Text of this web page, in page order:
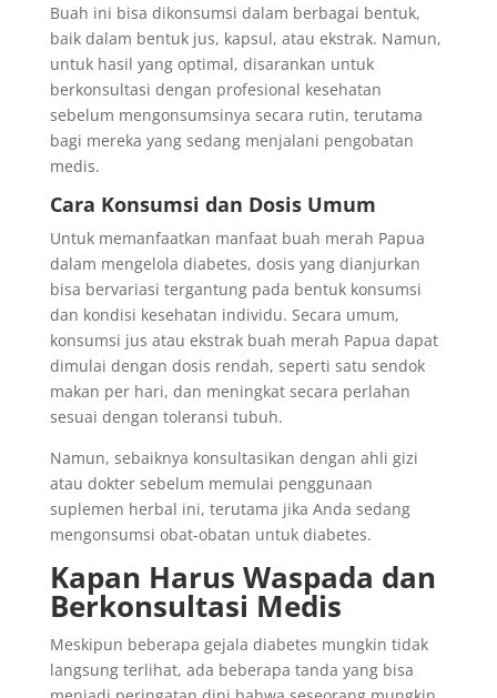
Buah ini bisa dikonsumsi dalam berbagai bentuk,
baik dalam bentuk jus, kapsul, atau ekstrak. Namun,
untuk hasil yang optimal, disarankan untuk
berkonsultasi dengan profesional kesehatan
sebelum mengonsumsinya secara rutin, terutama
bagi mereka yang sedang menjalani pengobatan
medis.
Cara Konsumsi dan Dosis Umum
Untuk memanfaatkan manfaat buah merah Papua
dalam mengelola diabetes, dosis yang dianjurkan
bisa bervariasi tergantung pada bentuk konsumsi
dan kondisi kesehatan individu. Secara umum,
konsumsi jus atau ekstrak buah merah Papua dapat
dimulai dengan dosis rendah, seperti satu sendok
makan per hari, dan meningkat secara perlahan
sesuai dengan toleransi tubuh.
Namun, sebaiknya konsultasikan dengan ahli gizi
atau dokter sebelum memulai penggunaan
suplemen herbal ini, terutama jika Anda sedang
mengonsumsi obat-obatan untuk diabetes.
Kapan Harus Waspada dan
Berkonsultasi Medis
Meskipun beberapa gejala diabetes mungkin tidak
langsung terlihat, ada beberapa tanda yang bisa